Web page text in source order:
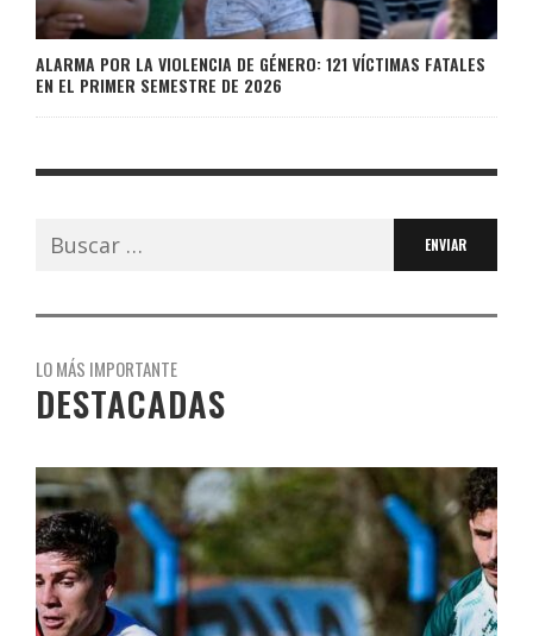
ALARMA POR LA VIOLENCIA DE GÉNERO: 121 VÍCTIMAS FATALES
EN EL PRIMER SEMESTRE DE 2026
Buscar:
LO MÁS IMPORTANTE
DESTACADAS